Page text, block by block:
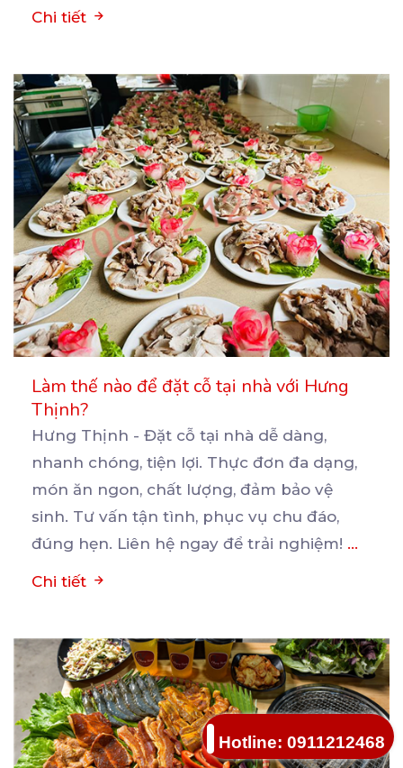
Chi tiết
Làm thế nào để đặt cỗ tại nhà với Hưng
Thịnh?
Hưng Thịnh - Đặt cỗ tại nhà dễ dàng,
nhanh chóng, tiện lợi. Thực đơn đa dạng,
món ăn ngon, chất lượng, đảm bảo vệ
sinh. Tư vấn tận tình, phục vụ chu đáo,
đúng hẹn. Liên hệ ngay để trải nghiệm! ...
Chi tiết
Hotline: 0911212468